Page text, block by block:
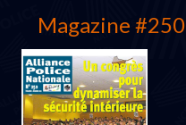
Magazine #250